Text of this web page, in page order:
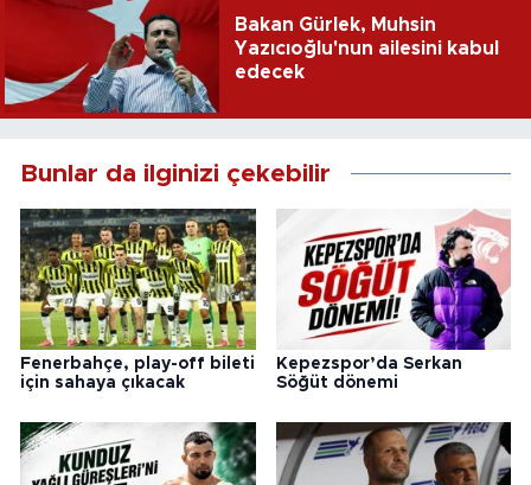
Bakan Gürlek, Muhsin
Yazıcıoğlu'nun ailesini kabul
edecek
Bunlar da ilginizi çekebilir
Fenerbahçe, play-off bileti
için sahaya çıkacak
Kepezspor’da Serkan
Söğüt dönemi